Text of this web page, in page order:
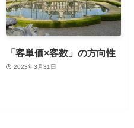
「客単価×客数」の方向性
2023年3月31日